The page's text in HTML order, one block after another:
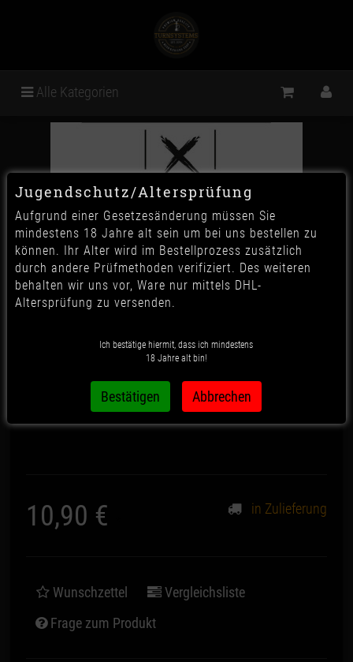
Alle Kategorien
XSchischa - Ruby Sparkle
10,90 € in Zulieferung
Wunschzettel
Vergleichsliste
Frage zum Produkt
Jugendschutz/Altersprüfung
Aufgrund einer Gesetzesänderung müssen Sie
mindestens 18 Jahre alt sein um bei uns bestellen zu
können. Ihr Alter wird im Bestellprozess zusätzlich
durch andere Prüfmethoden verifiziert. Des weiteren
behalten wir uns vor, Ware nur mittels DHL-
Altersprüfung zu versenden.
Ich bestätige hiermit, dass ich mindestens
18 Jahre alt bin!